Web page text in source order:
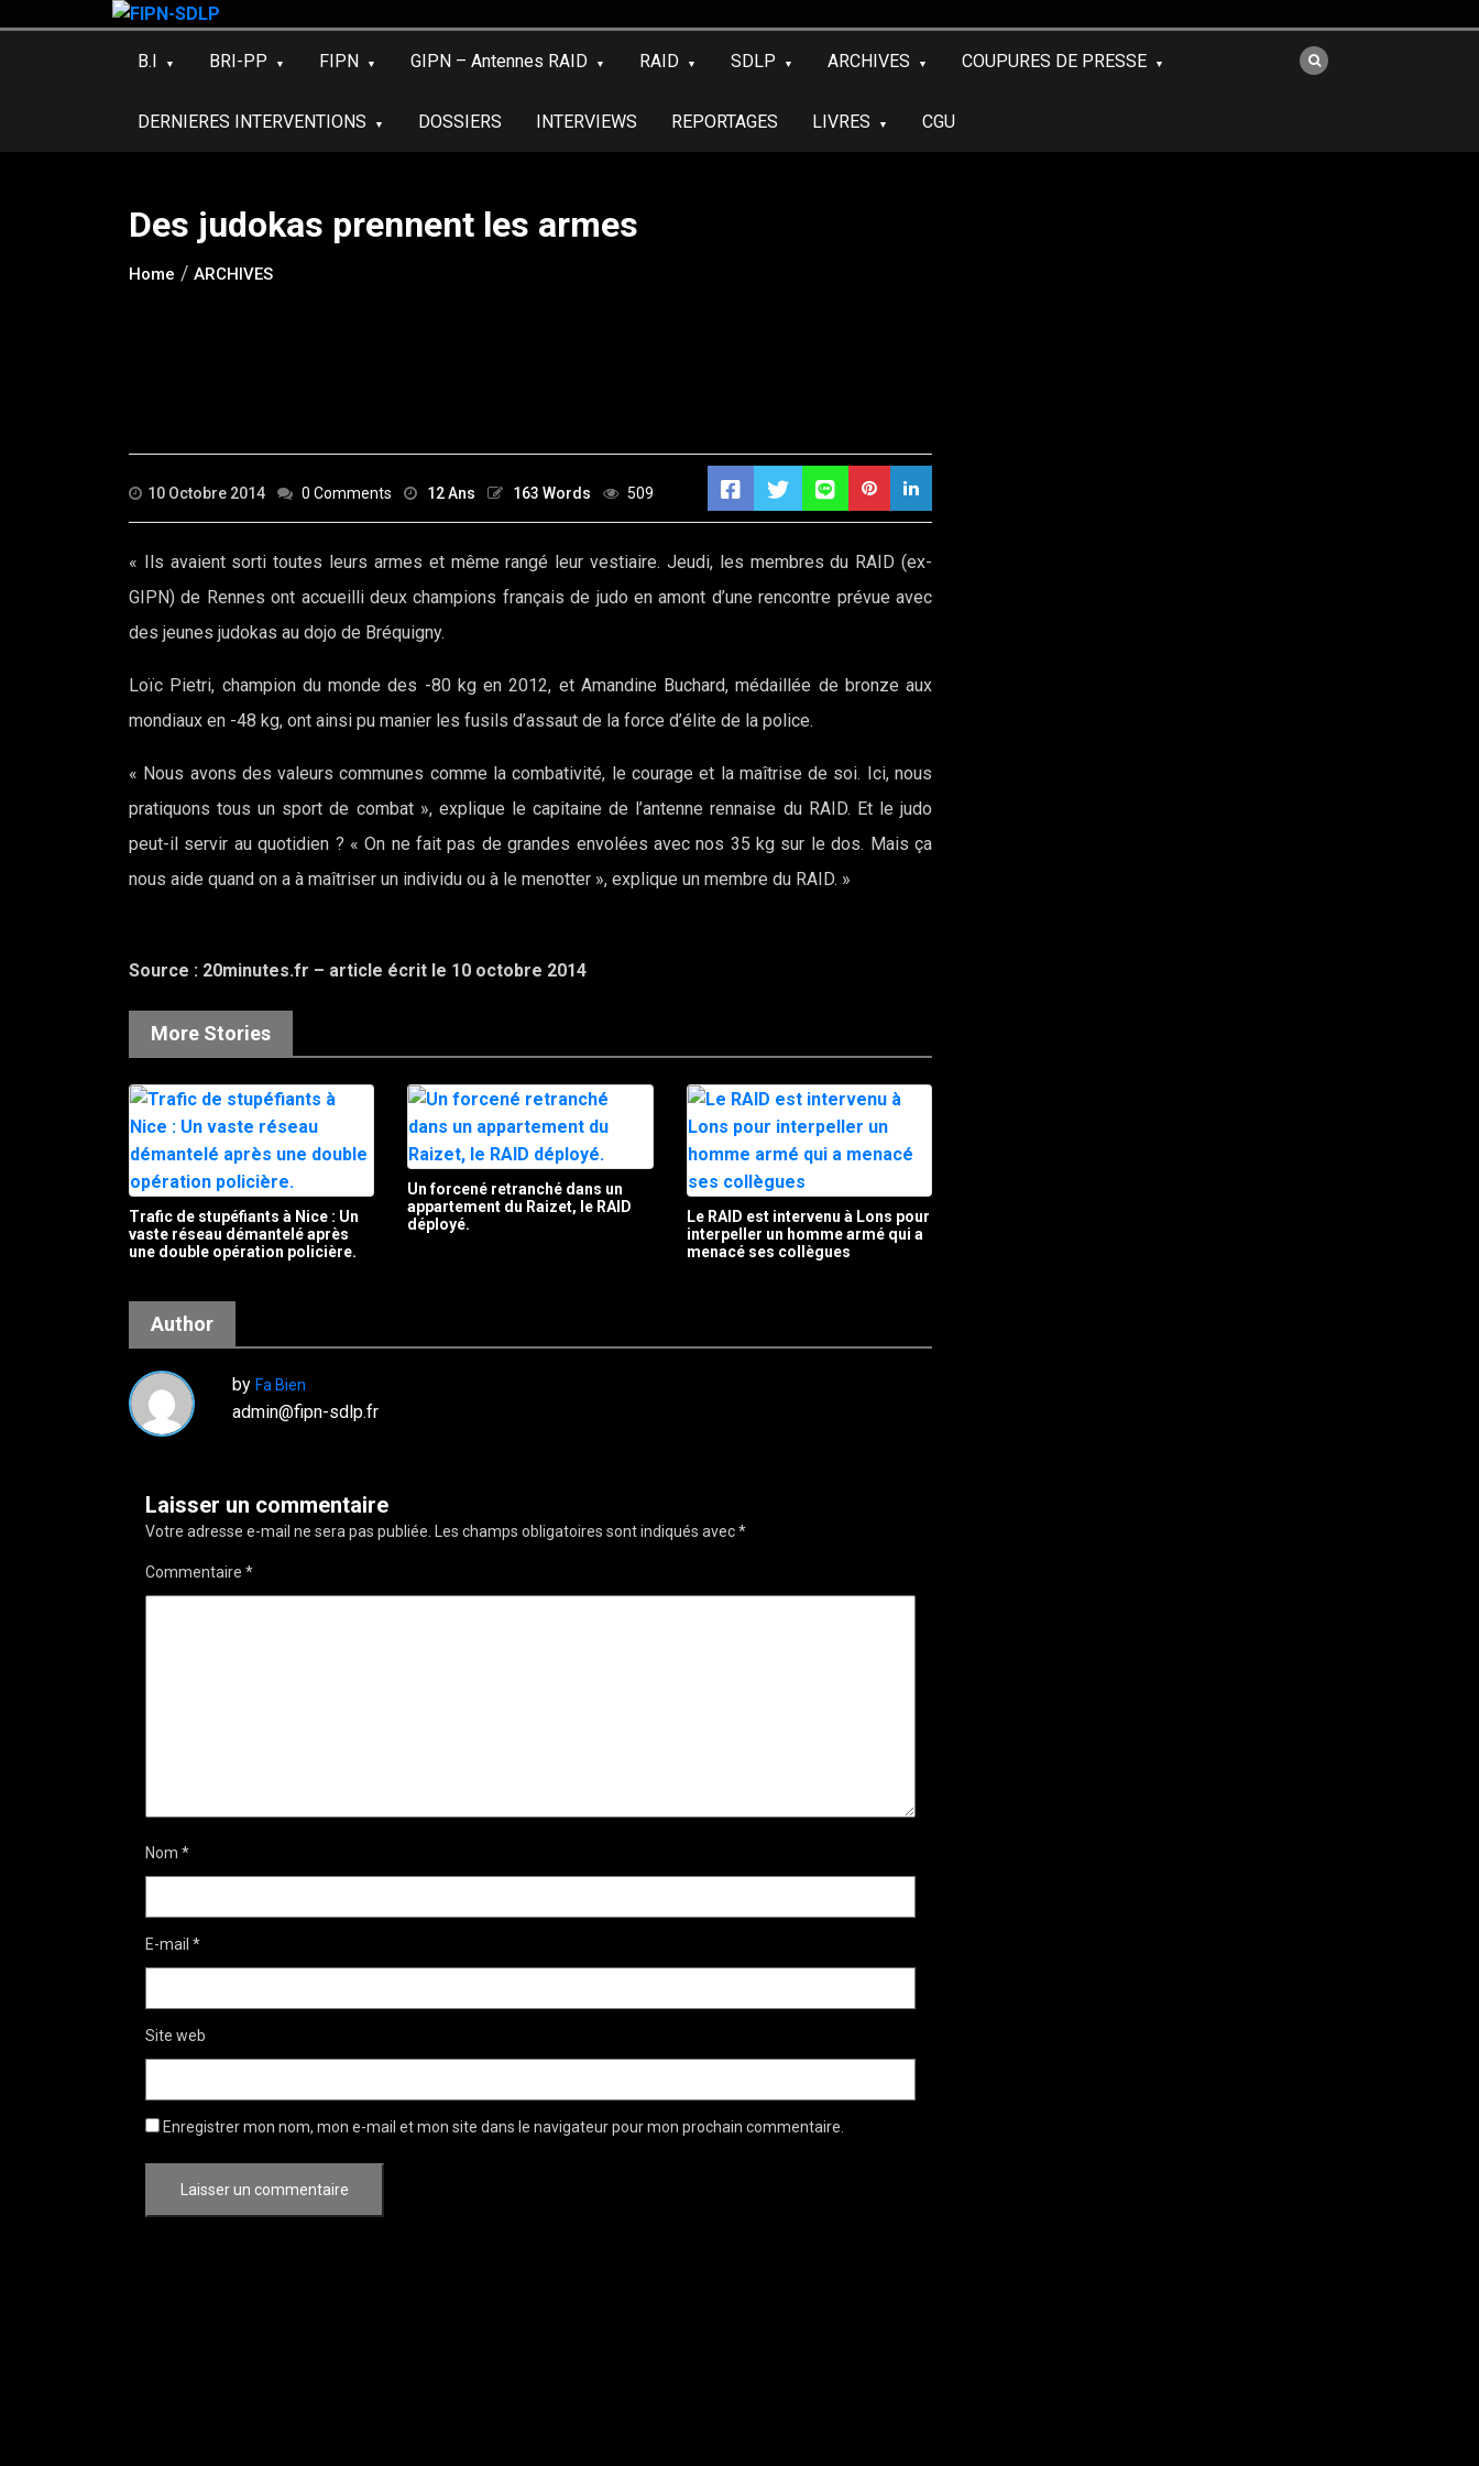
B.I BRI-PP FIPN GIPN – Antennes RAID RAID SDLP ARCHIVES COUPURES DE PRESSE
DERNIERES INTERVENTIONS DOSSIERS INTERVIEWS REPORTAGES LIVRES CGU
Des judokas prennent les armes
Home ARCHIVES
10 Octobre 2014 0 Comments 12 Ans 163 Words 509
« Ils avaient sorti toutes leurs armes et même rangé leur vestiaire. Jeudi, les membres du RAID (ex-
GIPN) de Rennes ont accueilli deux champions français de judo en amont d’une rencontre prévue avec
des jeunes judokas au dojo de Bréquigny.
Loïc Pietri, champion du monde des -80 kg en 2012, et Amandine Buchard, médaillée de bronze aux
mondiaux en -48 kg, ont ainsi pu manier les fusils d’assaut de la force d’élite de la police.
« Nous avons des valeurs communes comme la combativité, le courage et la maîtrise de soi. Ici, nous
pratiquons tous un sport de combat », explique le capitaine de l’antenne rennaise du RAID. Et le judo
peut-il servir au quotidien ? « On ne fait pas de grandes envolées avec nos 35 kg sur le dos. Mais ça
nous aide quand on a à maîtriser un individu ou à le menotter », explique un membre du RAID. »
Source : 20minutes.fr – article écrit le 10 octobre 2014
More Stories
Trafic de stupéfiants à Nice : Un
vaste réseau démantelé après
une double opération policière.
Un forcené retranché dans un
appartement du Raizet, le RAID
déployé.
Le RAID est intervenu à Lons pour
interpeller un homme armé qui a
menacé ses collègues
Author
by Fa Bien
admin@fipn-sdlp.fr
Laisser un commentaire
Votre adresse e-mail ne sera pas publiée. Les champs obligatoires sont indiqués avec*
Commentaire *
Nom *
E-mail *
Site web
Enregistrer mon nom, mon e-mail et mon site dans le navigateur pour mon prochain commentaire.